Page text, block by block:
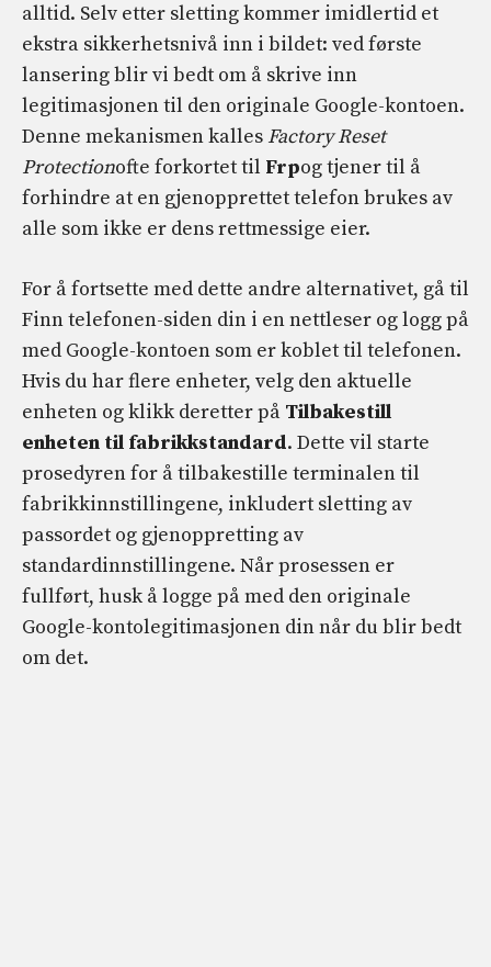
alltid. Selv etter sletting kommer imidlertid et
ekstra sikkerhetsnivå inn i bildet: ved første
lansering blir vi bedt om å skrive inn
legitimasjonen til den originale Google-kontoen.
Denne mekanismen kalles Factory Reset
Protectionofte forkortet til Frpog tjener til å
forhindre at en gjenopprettet telefon brukes av
alle som ikke er dens rettmessige eier.
For å fortsette med dette andre alternativet, gå til
Finn telefonen-siden din i en nettleser og logg på
med Google-kontoen som er koblet til telefonen.
Hvis du har flere enheter, velg den aktuelle
enheten og klikk deretter på Tilbakestill
enheten til fabrikkstandard. Dette vil starte
prosedyren for å tilbakestille terminalen til
fabrikkinnstillingene, inkludert sletting av
passordet og gjenoppretting av
standardinnstillingene. Når prosessen er
fullført, husk å logge på med den originale
Google-kontolegitimasjonen din når du blir bedt
om det.